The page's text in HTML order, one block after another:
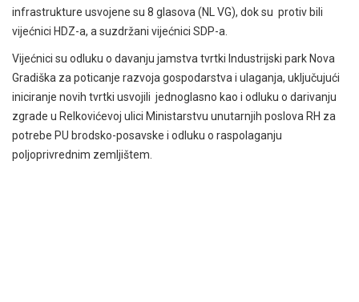
infrastrukture usvojene su 8 glasova (NL VG), dok su protiv bili
vijećnici HDZ-a, a suzdržani vijećnici SDP-a.
Vijećnici su odluku o davanju jamstva tvrtki Industrijski park Nova
Gradiška za poticanje razvoja gospodarstva i ulaganja, uključujući
iniciranje novih tvrtki usvojili jednoglasno kao i odluku o darivanju
zgrade u Relkovićevoj ulici Ministarstvu unutarnjih poslova RH za
potrebe PU brodsko-posavske i odluku o raspolaganju
poljoprivrednim zemljištem.